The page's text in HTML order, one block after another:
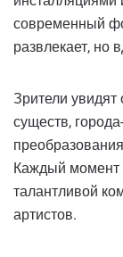
современный
развлекает, но
Зрители
существ,
Каждый момент
талантливой
артистов.